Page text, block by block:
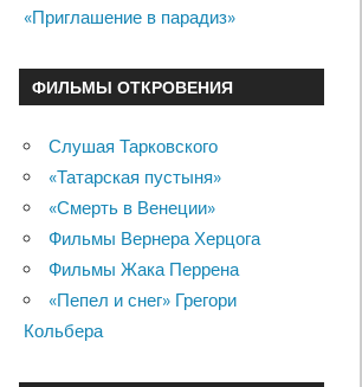
«Приглашение в парадиз»
ФИЛЬМЫ ОТКРОВЕНИЯ
Слушая Тарковского
«Татарская пустыня»
«Смерть в Венеции»
Фильмы Вернера Херцога
Фильмы Жака Перрена
«Пепел и снег» Грегори
Кольбера